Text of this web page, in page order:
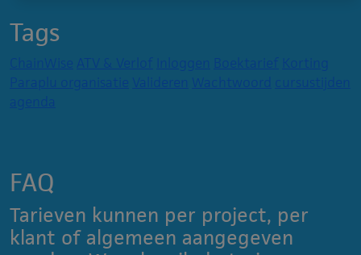
Tags
ChainWise ATV & Verlof Inloggen Boektarief Korting
Paraplu organisatie Valideren Wachtwoord
cursustijden
agenda
FAQ
Tarieven kunnen per project, per
klant of algemeen aangegeven